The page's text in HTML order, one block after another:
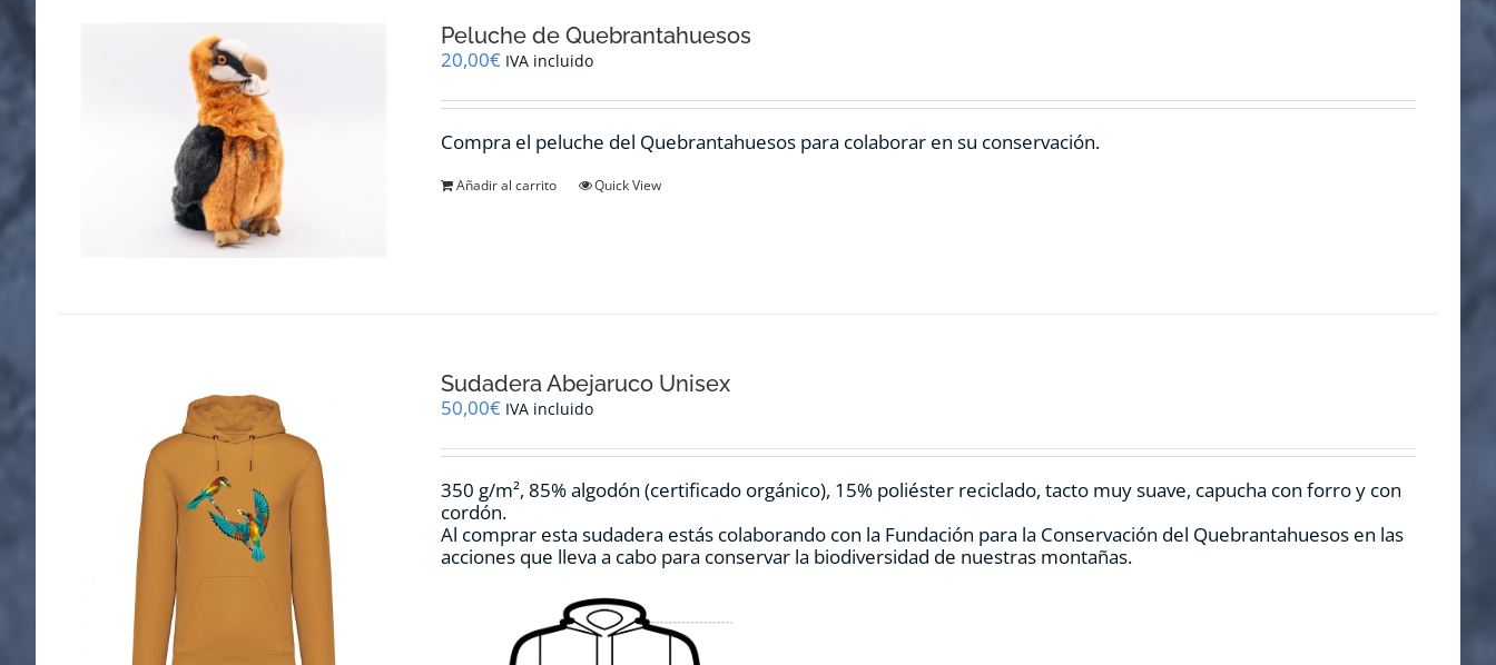
Peluche de Quebrantahuesos
20,00€ IVA incluido
Compra el peluche del Quebrantahuesos para colaborar en su conservación.
Añadir al carrito Quick View
Sudadera Abejaruco Unisex
50,00€ IVA incluido
350 g/m², 85% algodón (certificado orgánico), 15% poliéster reciclado, tacto muy suave, capucha con forro y con
cordón.
Al comprar esta sudadera estás colaborando con la Fundación para la Conservación del Quebrantahuesos en las
acciones que lleva a cabo para conservar la biodiversidad de nuestras montañas.